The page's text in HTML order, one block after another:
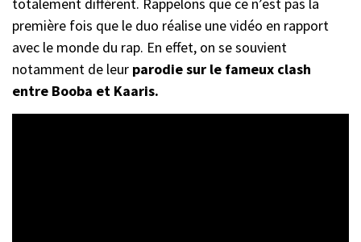
première fois que le duo réalise une vidéo en rapport
avec le monde du rap. En effet, on se souvient
notamment de leur parodie sur le fameux clash
entre Booba et Kaaris.